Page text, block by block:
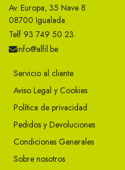
Av. Europa, 35 Nave 8
08700 Igualada
Telf 93 749 50 23
info@alfil.be
Servicio al cliente
Aviso Legal y Cookies
Política de privacidad
Pedidos y Devoluciones
Condiciones Generales
Sobre nosotros